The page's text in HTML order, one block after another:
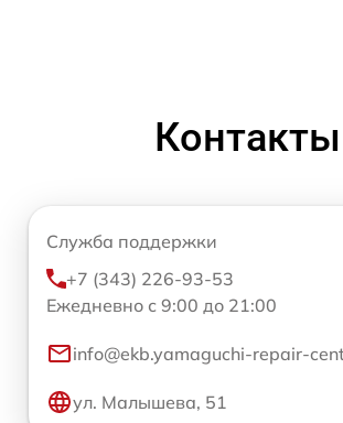
Контакты
Служба поддержки
+7 (343) 226-93-53
Ежедневно с 9:00 до 21:00
info@ekb.yamaguchi-repair-
ул. Малышева, 51